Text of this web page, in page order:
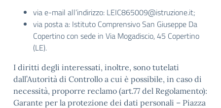
via e-mail all’indirizzo: LEIC865009@istruzione.it;
via posta a: Istituto Comprensivo San Giuseppe Da
Copertino con sede in Via Mogadiscio, 45 Copertino
(LE).
I diritti degli interessati, inoltre, sono tutelati
dall’Autorità di Controllo a cui è possibile, in caso di
necessità, proporre reclamo (art.77 del Regolamento):
Garante per la protezione dei dati personali – Piazza